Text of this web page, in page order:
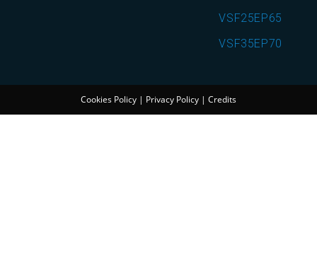
VSF25EP65
VSF35EP70
Cookies Policy | Privacy Policy | Credits